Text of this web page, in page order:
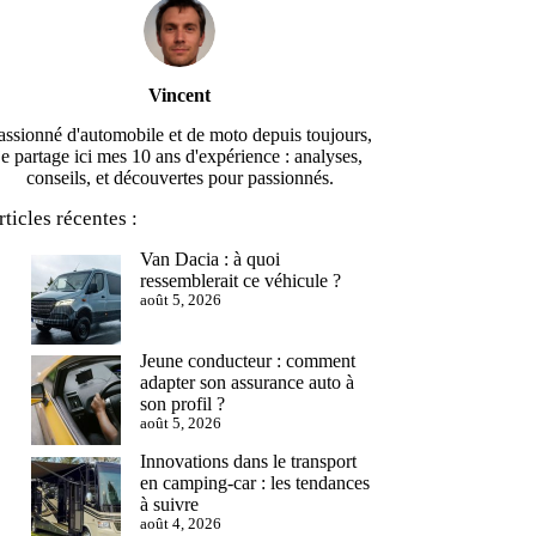
Vincent
d'automobile et de moto depuis toujours,
partage ici mes 10 ans d'expérience : analyses,
conseils, et découvertes pour passionnés.
récentes :
Van Dacia : à quoi
ressemblerait ce véhicule ?
août 5, 2026
Jeune conducteur : comment
adapter son assurance auto à
son profil ?
août 5, 2026
Innovations dans le transport
en camping-car : les tendances
à suivre
août 4, 2026